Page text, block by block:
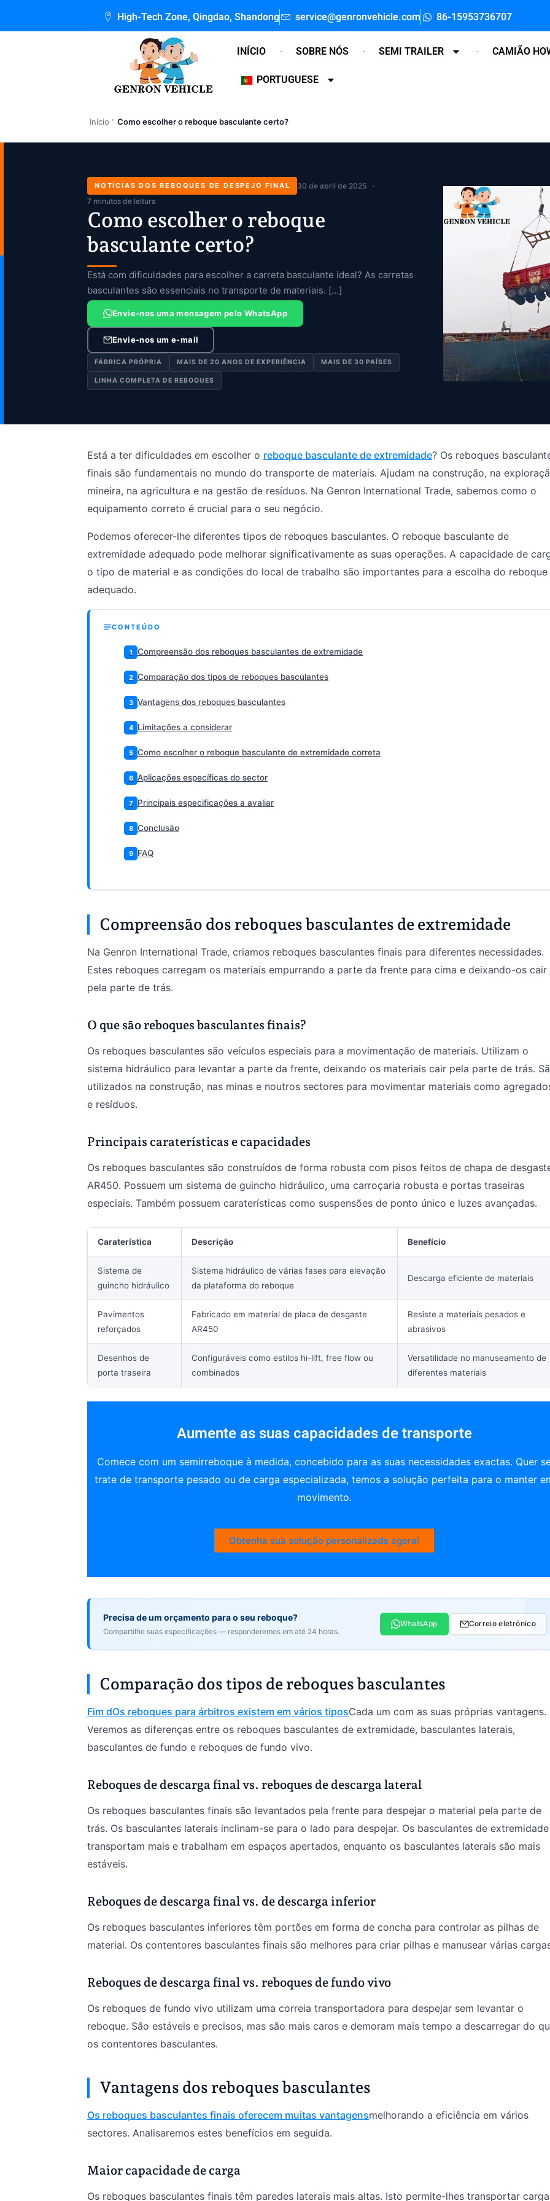
High-Tech Zone, Qingdao, Shandong service@genronvehicle.com 86-15953736707
INÍCIO SOBRE NÓS SEMI TRAILER CAMIÃO
PORTUGUESE
Início " Como escolher o reboque basculante certo?
NOTÍCIAS DOS REBOQUES DE DESPEJO FINAL
30 de abril de 2025
7 minutos de leitura
Como escolher o reboque
basculante certo?
Está com dificuldades para escolher a carreta basculante ideal? As carretas
basculantes são essenciais no transporte de materiais. […]
Envie-nos uma mensagem pelo WhatsApp
Envie-nos um e-mail
FÁBRICA PRÓPRIA MAIS DE 20 ANOS DE EXPERIÊNCIA MAIS DE 30 PAÍSES
LINHA COMPLETA DE REBOQUES
Está a ter dificuldades em escolher o reboque basculante de extremidade? Os reboques
finais são fundamentais no mundo do transporte de materiais. Ajudam na construção, na
mineira, na agricultura e na gestão de resíduos. Na Genron International Trade, sabemos como o
equipamento correto é crucial para o seu negócio.
Podemos oferecer-lhe diferentes tipos de reboques basculantes. O reboque basculante de
extremidade adequado pode melhorar significativamente as suas operações. A capacidade de
o tipo de material e as condições do local de trabalho são importantes para a escolha do reboque
adequado.
CONTEÚDO
1 Compreensão dos reboques basculantes de extremidade
2 Comparação dos tipos de reboques basculantes
3 Vantagens dos reboques basculantes
4 Limitações a considerar
5 Como escolher o reboque basculante de extremidade correta
6 Aplicações específicas do sector
7 Principais especificações a avaliar
8 Conclusão
9 FAQ
Compreensão dos reboques basculantes de extremidade
Na Genron International Trade, criamos reboques basculantes finais para diferentes necessidades.
Estes reboques carregam os materiais empurrando a parte da frente para cima e deixando-os cair
pela parte de trás.
O que são reboques basculantes finais?
Os reboques basculantes são veículos especiais para a movimentação de materiais. Utilizam o
sistema hidráulico para levantar a parte da frente, deixando os materiais cair pela parte de trás.
utilizados na construção, nas minas e noutros sectores para movimentar materiais como
e resíduos.
Principais caraterísticas e capacidades
Os reboques basculantes são construídos de forma robusta com pisos feitos de chapa de
AR450. Possuem um sistema de guincho hidráulico, uma carroçaria robusta e portas traseiras
especiais. Também possuem caraterísticas como suspensões de ponto único e luzes avançadas.
Caraterística Descrição Benefício
Sistema de
guincho hidráulico
Sistema hidráulico de várias fases para elevação
da plataforma do reboque
Descarga eficiente de materiais
Pavimentos
reforçados
Fabricado em material de placa de desgaste
AR450
Resiste a materiais pesados e
abrasivos
Desenhos de
porta traseira
Configuráveis como estilos hi-lift, free flow ou
combinados
Versatilidade no manuseamento de
diferentes materiais
Aumente as suas capacidades de transporte
Comece com um semirreboque à medida, concebido para as suas necessidades exactas. Quer
trate de transporte pesado ou de carga especializada, temos a solução perfeita para o manter
movimento.
Obtenha sua solução personalizada agora!
Precisa de um orçamento para o seu reboque?
Compartilhe suas especificações — responderemos em até 24 horas.
WhatsApp Correio eletrónico
Comparação dos tipos de reboques basculantes
Fim dOs reboques para árbitros existem em vários tiposCada um com as suas próprias vantagens.
Veremos as diferenças entre os reboques basculantes de extremidade, basculantes laterais,
basculantes de fundo e reboques de fundo vivo.
Reboques de descarga final vs. reboques de descarga lateral
Os reboques basculantes finais são levantados pela frente para despejar o material pela parte de
trás. Os basculantes laterais inclinam-se para o lado para despejar. Os basculantes de extremidade
transportam mais e trabalham em espaços apertados, enquanto os basculantes laterais são mais
estáveis.
Reboques de descarga final vs. de descarga inferior
Os reboques basculantes inferiores têm portões em forma de concha para controlar as pilhas de
material. Os contentores basculantes finais são melhores para criar pilhas e manusear várias
Reboques de descarga final vs. reboques de fundo vivo
Os reboques de fundo vivo utilizam uma correia transportadora para despejar sem levantar o
reboque. São estáveis e precisos, mas são mais caros e demoram mais tempo a descarregar do
os contentores basculantes.
Vantagens dos reboques basculantes
Os reboques basculantes finais oferecem muitas vantagensmelhorando a eficiência em vários
sectores. Analisaremos estes benefícios em seguida.
Maior capacidade de carga
Os reboques basculantes finais têm paredes laterais mais altas. Isto permite-lhes transportar